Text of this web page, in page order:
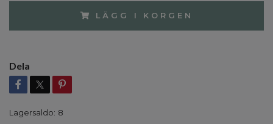
LÄGG I KORGEN
Dela
Lagersaldo: 8